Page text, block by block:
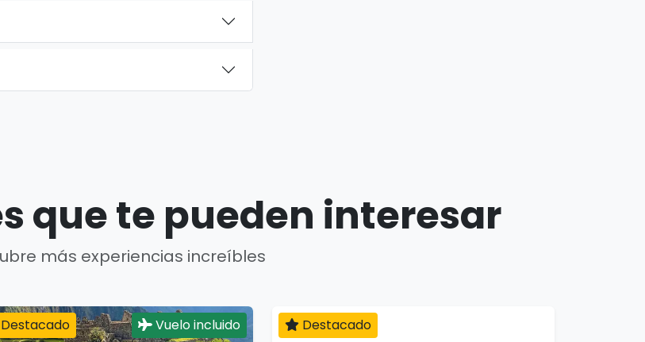
que te pueden interesar
más experiencias increíbles
Destacado Vuelo incluido Destacado